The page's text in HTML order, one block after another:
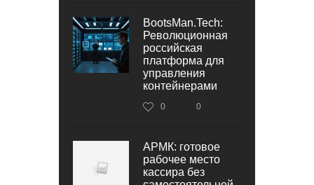
BootsMan.Tech:
Революционная
российская
платформа для
управления
контейнерами
0 0
АРМК: готовое
рабочее место
кассира без